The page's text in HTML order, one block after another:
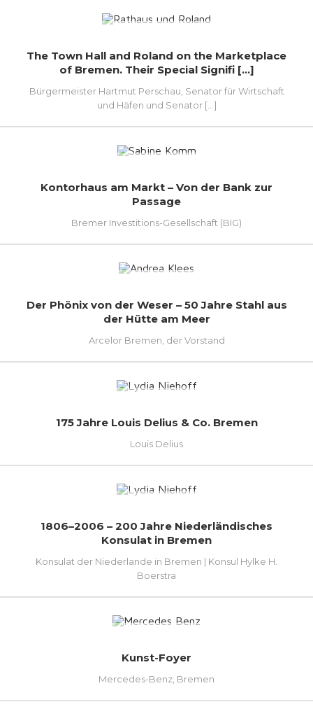
The Town Hall and Roland on the Marketplace
of Bremen. Their Special Signifi [...]
Bürgermeister Hartmut Perschau, Senator für Wirtschaft
und Häfen und Senator [...]
Kontorhaus am Markt – Von der Bank zur
Passage
Bremer Investitions-Gesellschaft (BIG)
Der Phönix von der Weser – 50 Jahre Stahl aus
der Hütte am Meer
Arcelor Bremen, der Vorstand
175 Jahre Louis Delius & Co. Bremen
Louis Delius
1806–2006 – 200 Jahre Niederländisches
Konsulat in Bremen
Konsulat der Niederlande in Bremen | Konsul Hylke H.
Boerstra
Kunst-Foyer
Mercedes-Benz, Bremen